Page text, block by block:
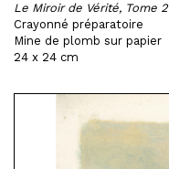
Le Miroir de Vérité, Tome 2
Crayonné préparatoire
Mine de plomb sur papier
24 x 24 cm